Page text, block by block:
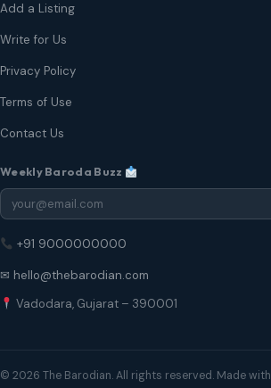
Add a Listing
Write for Us
Privacy Policy
Terms of Use
Contact Us
Weekly Baroda Buzz
+91 9000000000
✉ hello@thebarodian.com
Vadodara, Gujarat – 390001
© 2026 The Barodian. All rights reserved. Made with